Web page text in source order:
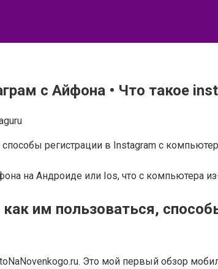
с Айфона • Что такое
регистрации в Instagram с
на Андроиде или Ios, что с компьютера
им пользоваться,
Это мой первый обзор